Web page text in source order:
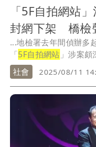
「5F自拍網站
封網下架 橋檢
...地檢署去年間偵辦多
「5F自拍網站 」涉案
理...
社會 2025/08/11